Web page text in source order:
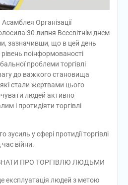
Організації
30 липня Всесвітнім днем
зазначивши, що в цей день
поінформованості
проблеми торгівлі
до важкого становища
які стали жертвами цього
людей активно
і протидіяти торгівлі
зусиль у сфері протидії торгівлі
війни.
ЗНАТИ ПРО ТОРГІВЛЮ ЛЮДЬМИ
експлуатація людей з метою